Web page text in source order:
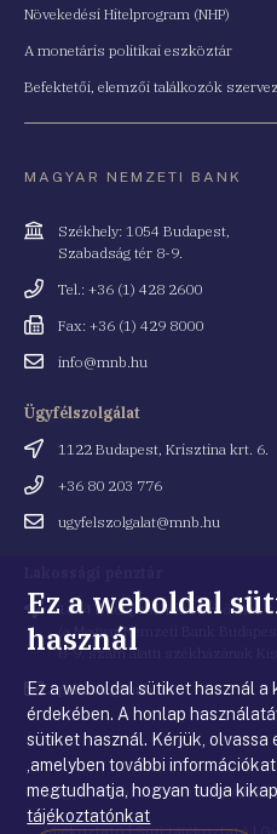
Növekedési Hitelprogram (NHP)
A monetáris politikai eszköztár
Befektetői, elemzői találkozók
MAGYAR NEMZETI BANK
Cím
Székhely: 1054 Budapest,
Szabadság tér 8-9.
Telefonszám
Tel.: +36 (1) 428 2600
Fax
Fax: +36 (1) 429 8000
Emailinfo@mnb.hu
Ügyfélszolgálat
Cím
1122 Budapest, Krisztina krt. 6.
Telefonszám
+36 80 203 776
Emailugyfelszolgalat@mnb.hu
Cím 1054 Budapest, Kiss Ernő utca
(a Magyar Nemzeti Bank
8-9. szám alatti székházának
Email
cím
penztar@mnb.hu
© Magyar Nemzeti Bank |
Ez a weboldal
használ
Ez a weboldal sütiket használ a
érdekében. A honlap
sütiket használ. Kérjük,
,amelyben további
megtudhatja, hogyan tudja
tájékoztatónkat